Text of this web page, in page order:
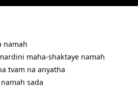
namah
maha-shaktaye namah
tvam na anyatha
sada